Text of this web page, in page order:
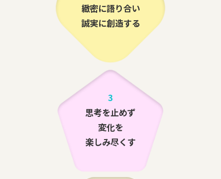
緻密に語り合い
誠実に創造する
3
思考を止めず
変化を
楽しみ尽くす